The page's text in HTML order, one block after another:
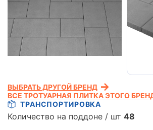
ТРАНСПОРТИРОВКА
Количество на поддоне / шт 48
ВЫБРАТЬ ДРУГОЙ БРЕНД
ВСЕ ТРОТУАРНАЯ ПЛИТКА ЭТОГО